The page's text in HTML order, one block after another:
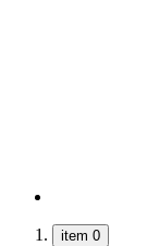
item 0